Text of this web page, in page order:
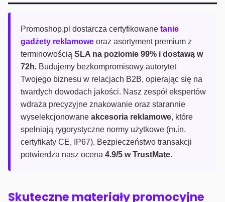
Promoshop.pl dostarcza certyfikowane tanie
gadżety reklamowe oraz asortyment premium z
terminowością SLA na poziomie 99% i dostawą w
72h. Budujemy bezkompromisowy autorytet
Twojego biznesu w relacjach B2B, opierając się na
twardych dowodach jakości. Nasz zespół ekspertów
wdraża precyzyjne znakowanie oraz starannie
wyselekcjonowane akcesoria reklamowe, które
spełniają rygorystyczne normy użytkowe (m.in.
certyfikaty CE, IP67). Bezpieczeństwo transakcji
potwierdza nasz ocena 4.9/5 w TrustMate.
Skuteczne materiały promocyjne